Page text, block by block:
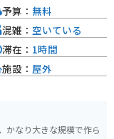
かなり大きな規模で作ら
予算： 無料
混雑： 空いている
滞在： 1時間
施設： 屋外